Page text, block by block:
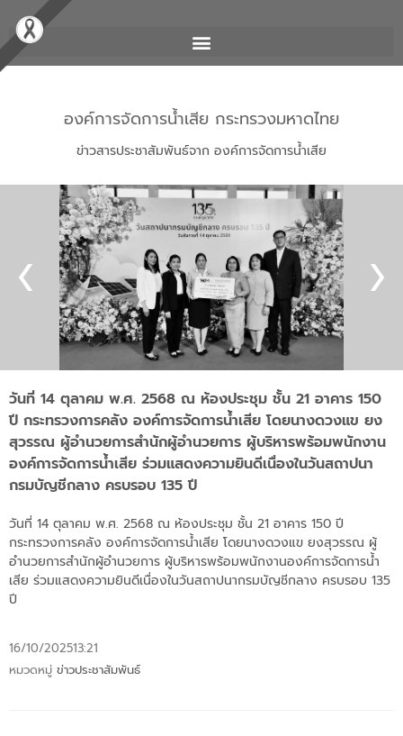
องค์การจัดการน้ำเสีย กระทรวงมหาดไทย
ข่าวสารประชาสัมพันธ์จาก องค์การจัดการน้ำเสีย
วันที่ 14 ตุลาคม พ.ศ. 2568 ณ ห้องประชุม ชั้น 21 อาคาร 150
ปี กระทรวงการคลัง องค์การจัดการน้ำเสีย โดยนางดวงแข ยง
สุวรรณ ผู้อำนวยการสำนักผู้อำนวยการ ผู้บริหารพร้อมพนักงาน
องค์การจัดการน้ำเสีย ร่วมแสดงความยินดีเนื่องในวันสถาปนา
กรมบัญชีกลาง ครบรอบ 135 ปี
วันที่ 14 ตุลาคม พ.ศ. 2568 ณ ห้องประชุม ชั้น 21 อาคาร 150 ปี
กระทรวงการคลัง องค์การจัดการน้ำเสีย โดยนางดวงแข ยงสุวรรณ ผู้
อำนวยการสำนักผู้อำนวยการ ผู้บริหารพร้อมพนักงานองค์การจัดการน้ำ
เสีย ร่วมแสดงความยินดีเนื่องในวันสถาปนากรมบัญชีกลาง ครบรอบ 135
ปี
16/10/202513:21
หมวดหมู่ ข่าวประชาสัมพันธ์